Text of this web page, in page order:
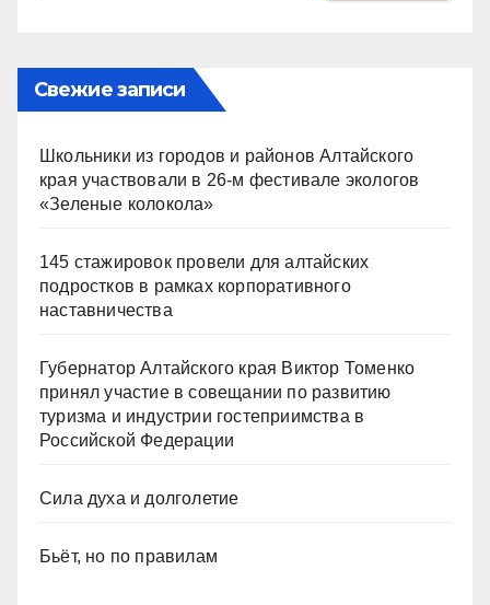
Свежие записи
Школьники из городов и районов Алтайского
края участвовали в 26-м фестивале экологов
«Зеленые колокола»
145 стажировок провели для алтайских
подростков в рамках корпоративного
наставничества
Губернатор Алтайского края Виктор Томенко
принял участие в совещании по развитию
туризма и индустрии гостеприимства в
Российской Федерации
Сила духа и долголетие
Бьёт, но по правилам